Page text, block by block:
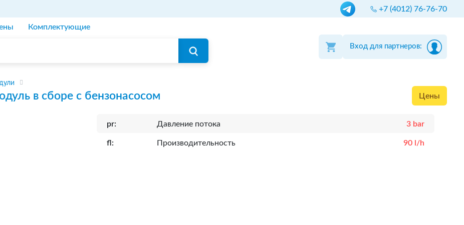
+7 (4012) 76-76-70
Комплектующие
Вход для партнеров:
в сборе с бензонасосом Цены
pr: Давление потока 3 bar
fl: Производительность 90 l/h